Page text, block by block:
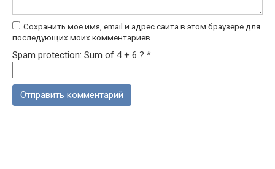
Сохранить моё имя, email и адрес сайта в этом браузере для
последующих моих комментариев.
Spam protection: Sum of 4 + 6 ? *